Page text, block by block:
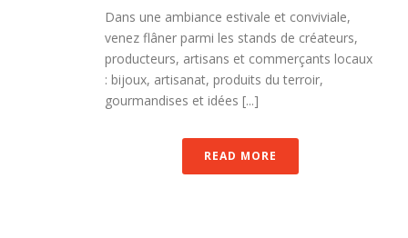
Dans une ambiance estivale et conviviale,
venez flâner parmi les stands de créateurs,
producteurs, artisans et commerçants locaux
: bijoux, artisanat, produits du terroir,
gourmandises et idées [...]
READ MORE